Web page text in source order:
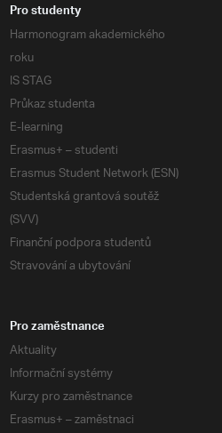
Pro studenty
Harmonogram akademického
roku
IS STAG
Průkaz studenta
E-learning
Erasmus+ – studenti
Erasmus Student Network (ESN)
Studentská grantová soutěž
(SVV)
Finanční podpora studentů
Stravování a ubytování
Pro zaměstnance
Aktuality
Informační systémy
Kurzy pro zaměstnance
Erasmus+ – zaměstnaci